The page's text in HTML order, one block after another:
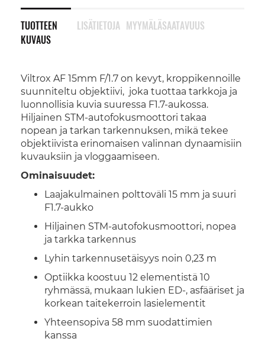
TUOTTEEN
KUVAUS
Viltrox AF 15mm F/1.7 on kevyt, kroppikennoille
suunniteltu objektiivi, joka tuottaa tarkkoja ja
luonnollisia kuvia suuressa F1.7-aukossa.
Hiljainen STM-autofokusmoottori takaa
nopean ja tarkan tarkennuksen, mikä tekee
objektiivista erinomaisen valinnan dynaamisiin
kuvauksiin ja vloggaamiseen.
Ominaisuudet:
Laajakulmainen polttoväli 15 mm ja suuri
F1.7-aukko
Hiljainen STM-autofokusmoottori, nopea
ja tarkka tarkennus
Lyhin tarkennusetäisyys noin 0,23 m
Optiikka koostuu 12 elementistä 10
ryhmässä, mukaan lukien ED-, asfääriset ja
korkean taitekerroin lasielementit
Yhteensopiva 58 mm suodattimien
kanssa
LISÄTIETOJA MYYMÄLÄSAATAVUUS